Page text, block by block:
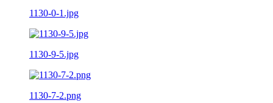
1130-0-1.jpg
1130-9-5.jpg
1130-7-2.png